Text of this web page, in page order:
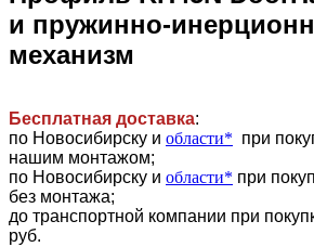
и пружинно-
механизм
Бесплатная доставка:
по Новосибирску и области* при
нашим монтажом;
по Новосибирску и области* при
без монтажа;
до транспортной компании при
руб.